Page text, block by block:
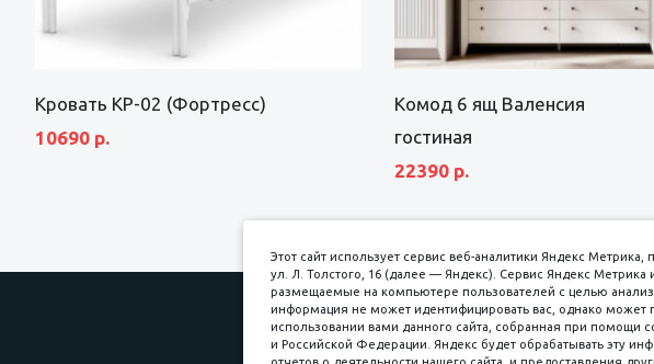
Кровать КР-02 (Фортресс)
10690 р.
Комод 6 ящ Валенсия
гостиная
22390 р.
Принимаем к оплате
Этот сайт использует сервис веб-аналитики Яндекс
ул. Л. Толстого, 16 (далее — Яндекс). Сервис Яндекс
размещаемые на компьютере пользователей с целью
информация не может идентифицировать вас, однако
использовании вами данного сайта, собранная при помощи
и Российской Федерации. Яндекс будет обрабатывать эту